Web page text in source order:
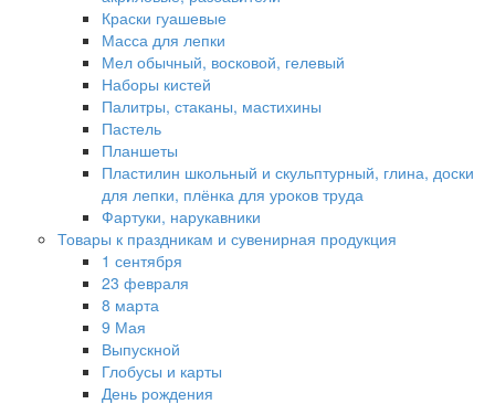
Краски гуашевые
Масса для лепки
Мел обычный, восковой, гелевый
Наборы кистей
Палитры, стаканы, мастихины
Пастель
Планшеты
Пластилин школьный и скульптурный, глина, доски
для лепки, плёнка для уроков труда
Фартуки, нарукавники
Товары к праздникам и сувенирная продукция
1 сентября
23 февраля
8 марта
9 Мая
Выпускной
Глобусы и карты
День рождения